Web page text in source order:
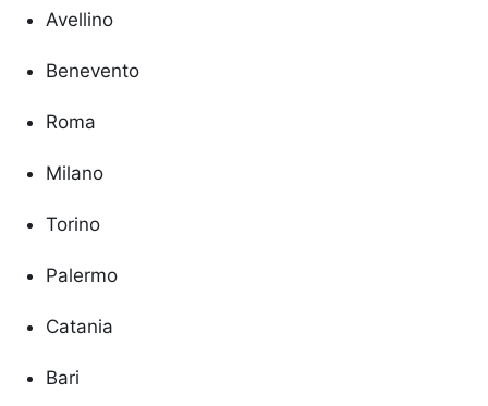
Avellino
Benevento
Roma
Milano
Torino
Palermo
Catania
Bari